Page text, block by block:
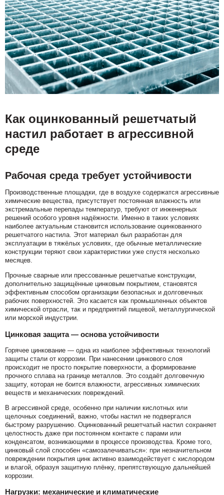
Как оцинкованный решетчатый
настил работает в агрессивной
среде
Рабочая среда требует устойчивости
Производственные площадки, где в воздухе содержатся агрессивные
химические вещества, присутствует постоянная влажность или
экстремальные перепады температур, требуют от инженерных
решений особого уровня надёжности. Именно в таких условиях
наиболее актуальным становится использование оцинкованного
решетчатого настила. Этот материал был разработан для
эксплуатации в тяжёлых условиях, где обычные металлические
конструкции теряют свои характеристики уже спустя несколько
месяцев.
Прочные сварные или прессованные решетчатые конструкции,
дополнительно защищённые цинковым покрытием, становятся
эффективным способом организации безопасных и долговечных
рабочих поверхностей. Это касается как промышленных объектов
химической отрасли, так и предприятий пищевой, металлургической
или морской индустрии.
Цинковая защита — основа устойчивости
Горячее цинкование — одна из наиболее эффективных технологий
защиты стали от коррозии. При нанесении цинкового слоя
происходит не просто покрытие поверхности, а формирование
прочного сплава на границе металлов. Это создаёт долговечную
защиту, которая не боится влажности, агрессивных химических
веществ и механических повреждений.
В агрессивной среде, особенно при наличии кислотных или
щелочных соединений, важно, чтобы настил не подвергался
быстрому разрушению. Оцинкованный решетчатый настил сохраняет
целостность даже при постоянном контакте с парами или
конденсатом, возникающими в процессе производства. Кроме того,
цинковый слой способен «самозалечиваться»: при незначительном
повреждении покрытия цинк активно взаимодействует с кислородом
и влагой, образуя защитную плёнку, препятствующую дальнейшей
коррозии.
Нагрузки: механические и климатические